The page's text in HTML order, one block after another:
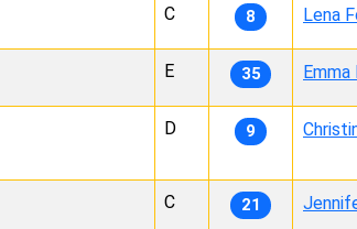
C 8 Lena
E 35 Emma
D 9
C 21